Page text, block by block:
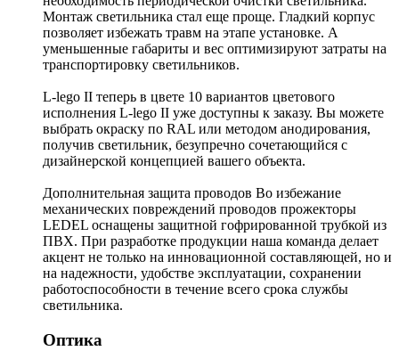
Монтаж светильника стал еще проще. Гладкий корпус
позволяет избежать травм на этапе установке. А
уменьшенные габариты и вес оптимизируют затраты на
транспортировку светильников.
L-lego II теперь в цвете 10 вариантов цветового
исполнения L-lego II уже доступны к заказу. Вы можете
выбрать окраску по RAL или методом анодирования,
получив светильник, безупречно сочетающийся с
дизайнерской концепцией вашего объекта.
Дополнительная защита проводов Во избежание
механических повреждений проводов прожекторы
LEDEL оснащены защитной гофрированной трубкой из
ПВХ. При разработке продукции наша команда делает
акцент не только на инновационной составляющей, но и
на надежности, удобстве эксплуатации, сохранении
работоспособности в течение всего срока службы
светильника.
Оптика